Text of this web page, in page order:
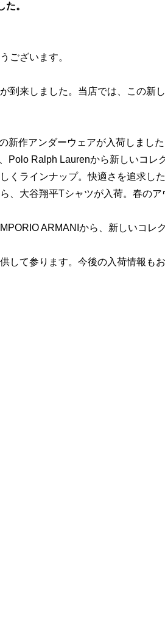
。
ございます。
到来しました。当店では、この
作アンダーウェアが入荷しまし
Ralph Laurenから新しいコレ
ラインナップ。快適さを追求し
大谷翔平Tシャツが入荷。春のア
ARMANIから、新しいコ
て参ります。今後の入荷情報も